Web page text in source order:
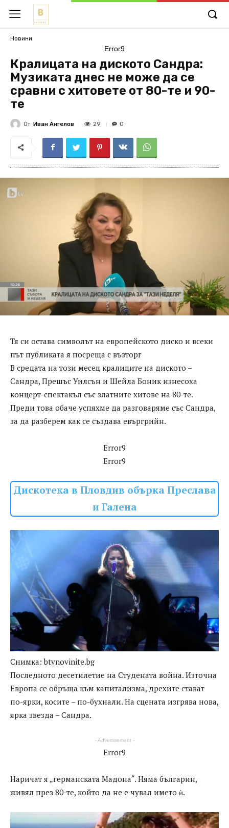
Новини
Error9
Кралицата на диското Сандра:
Музиката днес не може да се
сравни с хитовете от 80-те и 90-
те
От Иван Ангелов 29 0
Тя си остава символът на европейското диско и всеки
път публиката я посреща с възторг
В средата на този месец кралиците на диското –
Сандра, Прешъс Уилсън и Шейла Боник изнесоха
концерт-спектакъл със златните хитове на 80-те.
Преди това обаче успяхме да разговаряме със Сандра,
за да разберем как се създава евъргрийн.
Error9
Error9
Дискотека в Пловдив обърка Преслава
и Галена
Снимка: btvnovinite.bg
Последното десетилетие на Студената война. Източна
Европа се обръща към капитализма, дрехите стават
по-ярки, косите – по-бухнали. На сцената изгрява нова,
ярка звезда – Сандра.
- Advertisement -
Error9
Наричат я „германската Мадона“. Няма българин,
живял през 80-те, който да не е чувал името ѝ.